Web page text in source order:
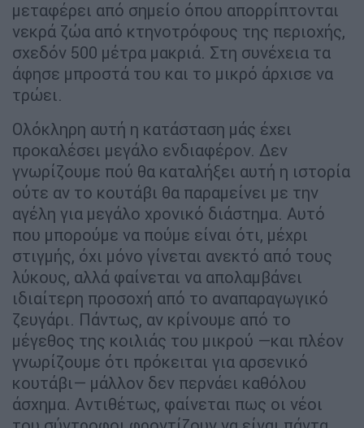
μεταφέρει από σημείο όπου απορρίπτονται
νεκρά ζώα από κτηνοτρόφους της περιοχής,
σχεδόν 500 μέτρα μακριά. Στη συνέχεια τα
άφησε μπροστά του και το μικρό άρχισε να
τρώει.
Ολόκληρη αυτή η κατάσταση μάς έχει
προκαλέσει μεγάλο ενδιαφέρον. Δεν
γνωρίζουμε πού θα καταλήξει αυτή η ιστορία
ούτε αν το κουτάβι θα παραμείνει με την
αγέλη για μεγάλο χρονικό διάστημα. Αυτό
που μπορούμε να πούμε είναι ότι, μέχρι
στιγμής, όχι μόνο γίνεται ανεκτό από τους
λύκους, αλλά φαίνεται να απολαμβάνει
ιδιαίτερη προσοχή από το αναπαραγωγικό
ζευγάρι. Πάντως, αν κρίνουμε από το
μέγεθος της κοιλιάς του μικρού —και πλέον
γνωρίζουμε ότι πρόκειται για αρσενικό
κουτάβι— μάλλον δεν περνάει καθόλου
άσχημα. Αντιθέτως, φαίνεται πως οι νέοι